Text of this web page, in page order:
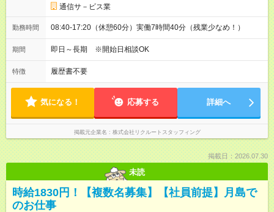
通信サ－ビス業
勤務時間 08:40-17:20（休憩60分）実働7時間40分（残業少なめ！）
期間 即日～長期 ※開始日相談OK
特徴 履歴書不要
気になる！ 応募する 詳細へ
掲載元企業名 株式会社リクルートスタッフィング
掲載日：2026.07.30
未読
時給1830円！【複数名募集】【社員前提】月島で
のお仕事